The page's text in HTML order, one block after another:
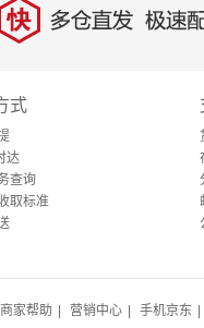
多仓直发，极速配
式
达
查询
取标准
商家帮助 营销中心 手机京东